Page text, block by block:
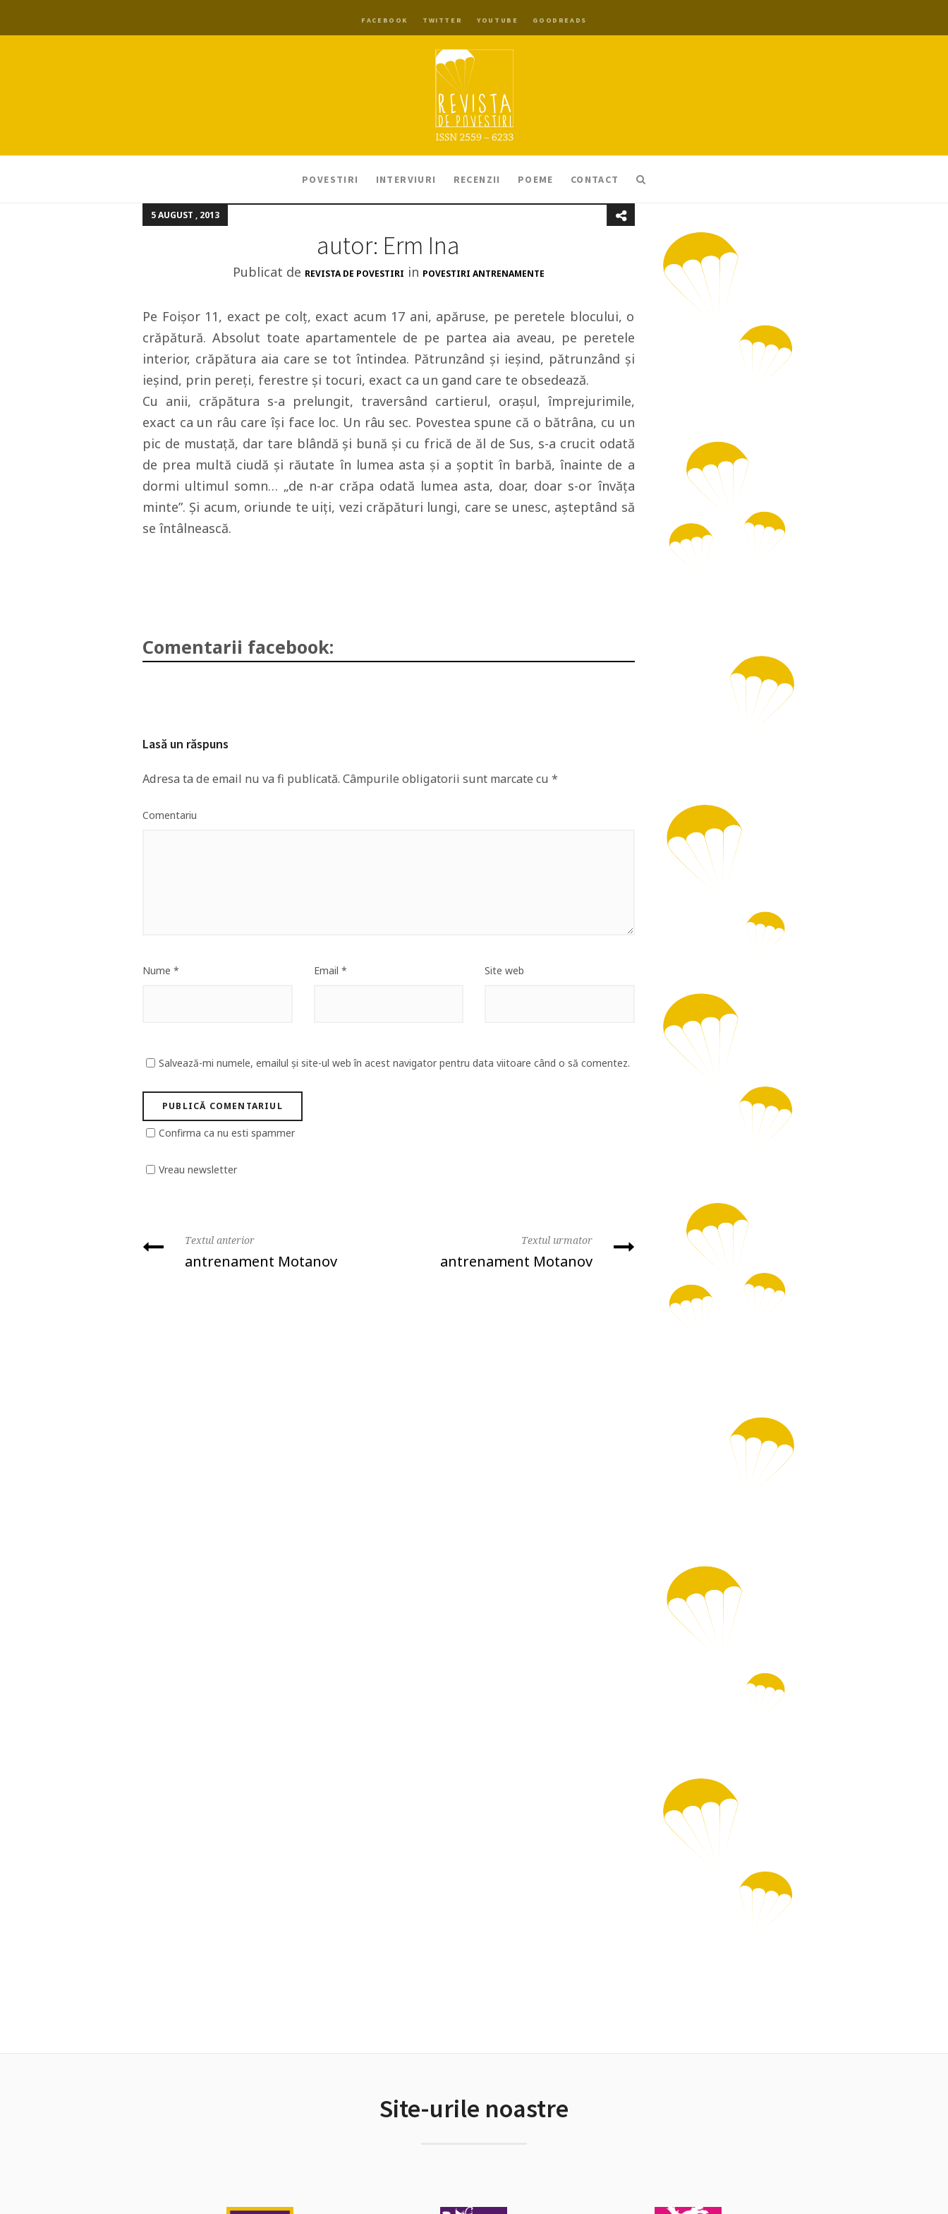
FACEBOOK TWITTER YOUTUBE GOODREADS
POVESTIRI INTERVIURI RECENZII POEME CONTACT
5 AUGUST , 2013
autor: Erm Ina
Publicat de REVISTA DE POVESTIRI in POVESTIRI ANTRENAMENTE
Pe Foişor 11, exact pe colţ, exact acum 17 ani, apăruse, pe peretele blocului, o
crăpătură. Absolut toate apartamentele de pe partea aia aveau, pe peretele
interior, crăpătura aia care se tot întindea. Pătrunzând şi ieşind, pătrunzând şi
ieşind, prin pereţi, ferestre şi tocuri, exact ca un gand care te obsedează.
Cu anii, crăpătura s-a prelungit, traversând cartierul, oraşul, împrejurimile,
exact ca un râu care îşi face loc. Un râu sec. Povestea spune că o bătrâna, cu un
pic de mustaţă, dar tare blândă şi bună şi cu frică de ăl de Sus, s-a crucit odată
de prea multă ciudă şi răutate în lumea asta şi a şoptit în barbă, înainte de a
dormi ultimul somn… „de n-ar crăpa odată lumea asta, doar, doar s-or învăţa
minte”. Şi acum, oriunde te uiţi, vezi crăpături lungi, care se unesc, aşteptând să
se întâlnească.
Comentarii facebook:
Lasă un răspuns
Adresa ta de email nu va fi publicată. Câmpurile obligatorii sunt marcate cu *
Comentariu
Nume * Email * Site web
Salvează-mi numele, emailul și site-ul web în acest navigator pentru data viitoare când o să comentez.
Confirma ca nu esti spammer
Vreau newsletter
Textul anterior
antrenament Motanov
Textul urmator
antrenament Motanov
Site-urile noastre